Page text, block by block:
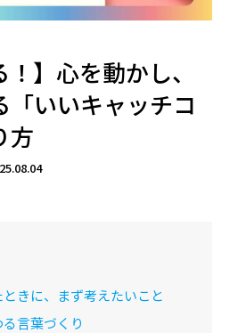
！】心を動かし、
いいキャッチコ
方
きに、まず考えたいこと
言葉づくり